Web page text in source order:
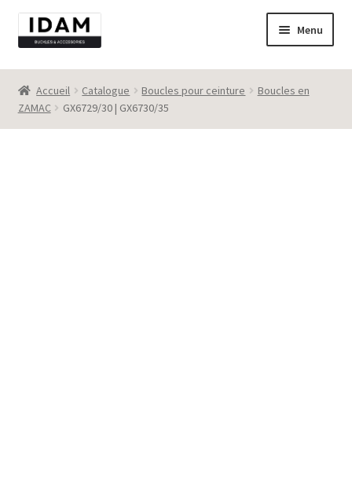
Aller
à
Aller
au
Menu
Catalogue
New
Accueil Catalogue Boucles pour ceinture
Boucles en
ZAMAC
GX6729/30 | GX6730/35